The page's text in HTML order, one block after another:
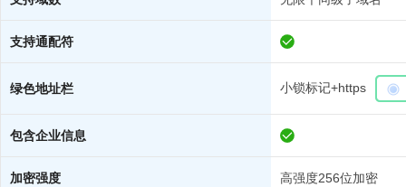
支持通配符
绿色地址栏 小锁标记+https
包含企业信息
加密强度 高强度256位加密